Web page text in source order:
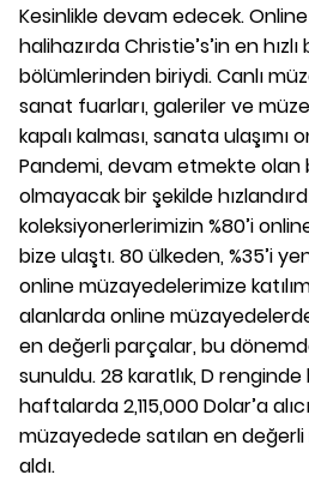
Kesinlikle devam edecek.
halihazırda Christie’s’in en
bölümlerinden biriydi. Canlı
sanat fuarları, galeriler ve
kapalı kalması, sanata ulaşımı
Pandemi, devam etmekte olan
olmayacak bir şekilde
koleksiyonerlerimizin %80’i
bize ulaştı. 80 ülkeden, %35’i
online müzayedelerimize
alanlarda online
en değerli parçalar, bu
sunuldu. 28 karatlık, D
haftalarda 2,115,000 Dolar’a
müzayedede satılan en
aldı.